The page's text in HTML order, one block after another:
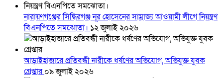
নারায়ণগঞ্জের সিদ্ধিরগঞ্জ নূর হোসেনের সাম্রাজ্য আওয়ামী লীগে নিয়ন্ত্রণ
বিএনপিতে সমঝোতা। ১২ জুলাই ২০২৬
আড়াইহাজারে প্রতিবন্ধী নারীকে ধর্ষণের অভিযোগ, অভিযুক্ত যুবক
গ্রেপ্তার০৯ জুলাই ২০২৬